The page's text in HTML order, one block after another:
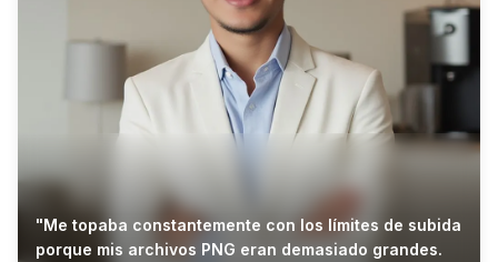
"Me topaba constantemente con los límites de subida
porque mis archivos PNG eran demasiado grandes.